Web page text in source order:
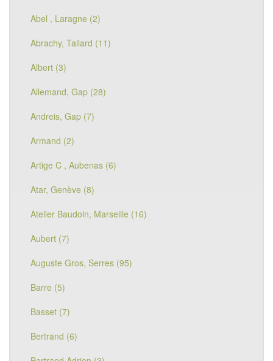
Abel , Laragne (2)
Abrachy, Tallard (11)
Albert (3)
Allemand, Gap (28)
Andreis, Gap (7)
Armand (2)
Artige C , Aubenas (6)
Atar, Genève (8)
Atelier Baudoin, Marseille (16)
Aubert (7)
Auguste Gros, Serres (95)
Barre (5)
Basset (7)
Bertrand (6)